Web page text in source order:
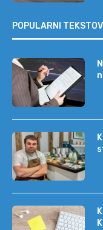
POPULARNI TEKSTOVI